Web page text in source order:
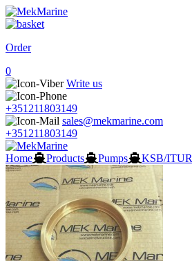
Order
0
Write us
+351211803149
sales@mekmarine.com
+351211803149
Home Products Pumps KSB/ITUR